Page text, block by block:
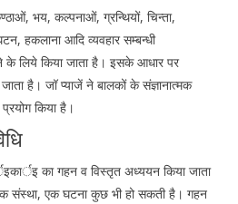
भय, कल्पनाओं, ग्रन्थियों, चिन्ता,
हकलाना आदि व्यवहार सम्बन्धी
के लिये किया जाता है। इसके आधार पर
है। जॉ प्याजें ने बालकों के संज्ञानात्मक
किया है।
का गहन व विस्तृत अध्ययन किया जाता
संस्था, एक घटना कुछ भी हो सकती है। गहन